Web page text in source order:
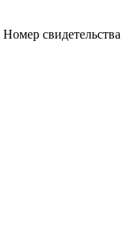
Номер свидетельства